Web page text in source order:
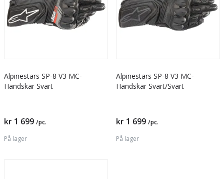
Alpinestars SP-8 V3 MC-
Handskar Svart
kr 1 699 /pc.
På lager
Alpinestars SP-8 V3 MC-
Handskar Svart/Svart
kr 1 699 /pc.
På lager